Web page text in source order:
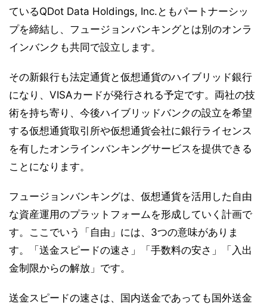
ているQDot Data Holdings, Inc.ともパートナーシッ
プを締結し、フュージョンバンキングとは別のオンラ
インバンクも共同で設立します。
その新銀行も法定通貨と仮想通貨のハイブリッド銀行
になり、VISAカードが発行される予定です。両社の技
術を持ち寄り、今後ハイブリッドバンクの設立を希望
する仮想通貨取引所や仮想通貨会社に銀行ライセンス
を有したオンラインバンキングサービスを提供できる
ことになります。
フュージョンバンキングは、仮想通貨を活用した自由
な資産運用のプラットフォームを形成していく計画で
す。ここでいう「自由」には、3つの意味がありま
す。「送金スピードの速さ」「手数料の安さ」「入出
金制限からの解放」です。
送金スピードの速さは、国内送金であっても国外送金